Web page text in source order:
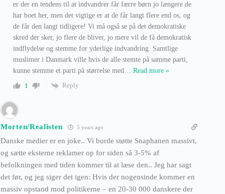
er der en tendens til at indvandrer får færre børn jo længere de
har boet her, men det vigtige er at de får langt flere end os, og
de får den langt tidligere! Vi må også se på det demokratiske
skred der sker, jo flere de bliver, jo mere vil de få demokratisk
indflydelse og stemme for yderlige indvandring. Samtlige
muslimer i Danmark ville hvis de alle stemte på samme parti,
kunne stemme et parti på størrelse med… Read more »
1
Reply
Morten/Realisten 5 years ago
Danske medier er en joke.. Vi burde støtte Snaphanen massivt,
og sætte eksterne reklamer op for siden så 3-5% af
befolkningen med tiden kommer til at læse den.. Jeg har sagt
det før, og jeg siger det igen: Hvis der nogensinde kommer en
massiv opstand mod politikerne – en 20-30 000 danskere der